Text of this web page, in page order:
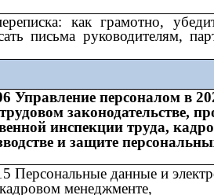
как грамотно,
письма руководителям,
Управление персоналом в
законодательстве,
инспекции труда,
и защите
Персональные данные и
менеджменте,